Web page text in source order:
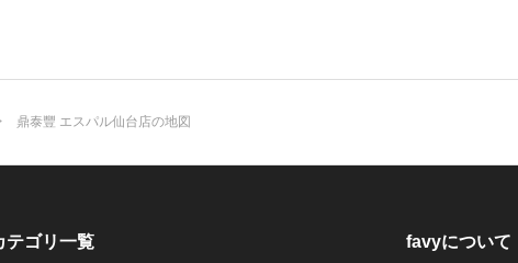
鼎泰豐 エスパル仙台店の地図
テゴリ一覧 favyについて